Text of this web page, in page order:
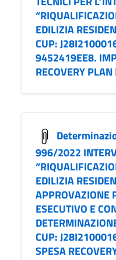
EDILIZIA
CUP:
9452419EE8.
RECOVERY
996/2022
EDILIZIA
APPROVAZIONE
ESECUTIVO E
CUP:
SPESA